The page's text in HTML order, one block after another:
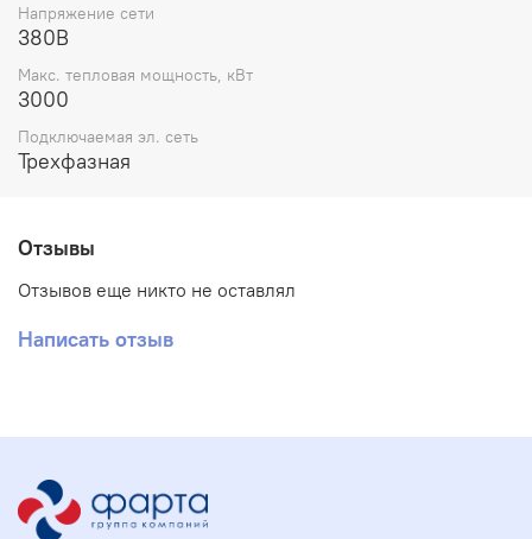
Напряжение сети
380В
Макс. тепловая мощность, кВт
3000
Подключаемая эл. сеть
Трехфазная
Отзывы
Отзывов еще никто не оставлял
Написать отзыв